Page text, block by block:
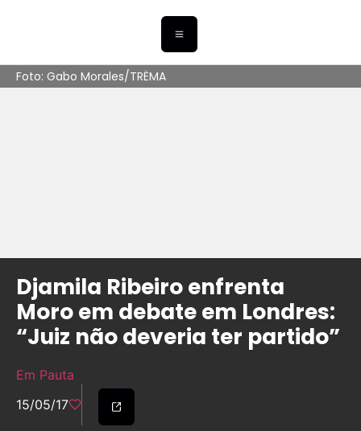
Foto: Gabo Morales/TRËMA
Djamila Ribeiro enfrenta
Moro em debate em Londres:
“Juiz não deveria ter partido”
Em Pauta
15/05/17